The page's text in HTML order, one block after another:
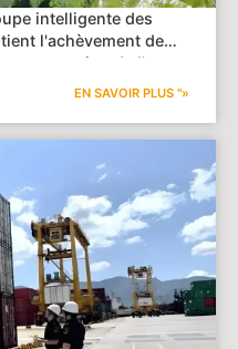
intelligente des
l'achèvement de
construction de l'axe
EN SAVOIR PLUS "»